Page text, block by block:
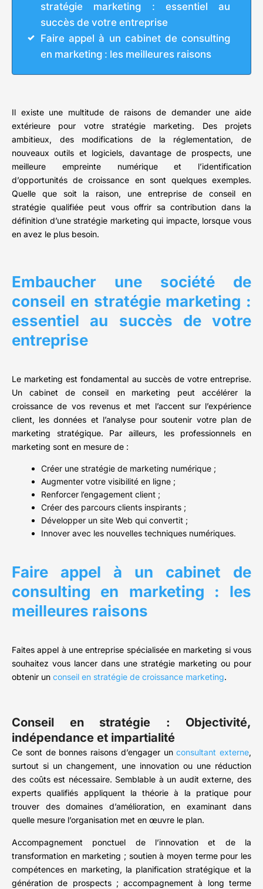
stratégie marketing : essentiel au
succès de votre entreprise
Faire appel à un cabinet de consulting
en marketing : les meilleures raisons
Il existe une multitude de raisons de demander une aide
extérieure pour votre stratégie marketing. Des projets
ambitieux, des modifications de la réglementation, de
nouveaux outils et logiciels, davantage de prospects, une
meilleure empreinte numérique et l’identification
d’opportunités de croissance en sont quelques exemples.
Quelle que soit la raison, une entreprise de conseil en
stratégie qualifiée peut vous offrir sa contribution dans la
définition d’une stratégie marketing qui impacte, lorsque vous
en avez le plus besoin.
Embaucher une société de
conseil en stratégie marketing :
essentiel au succès de votre
entreprise
Le marketing est fondamental au succès de votre entreprise.
Un cabinet de conseil en marketing peut accélérer la
croissance de vos revenus et met l’accent sur l’expérience
client, les données et l’analyse pour soutenir votre plan de
marketing stratégique. Par ailleurs, les professionnels en
marketing sont en mesure de :
Créer une stratégie de marketing numérique ;
Augmenter votre visibilité en ligne ;
Renforcer l’engagement client ;
Créer des parcours clients inspirants ;
Développer un site Web qui convertit ;
Innover avec les nouvelles techniques numériques.
Faire appel à un cabinet de
consulting en marketing : les
meilleures raisons
Faites appel à une entreprise spécialisée en marketing si vous
souhaitez vous lancer dans une stratégie marketing ou pour
obtenir un conseil en stratégie de croissance marketing.
Conseil en stratégie : Objectivité,
indépendance et impartialité
Ce sont de bonnes raisons d’engager unconsultant externe,
surtout si un changement, une innovation ou une réduction
des coûts est nécessaire. Semblable à un audit externe, des
experts qualifiés appliquent la théorie à la pratique pour
trouver des domaines d’amélioration, en examinant dans
quelle mesure l’organisation met en œuvre le plan.
Accompagnement ponctuel de l’innovation et de la
transformation en marketing ; soutien à moyen terme pour les
compétences en marketing, la planification stratégique et la
génération de prospects ; accompagnement à long terme